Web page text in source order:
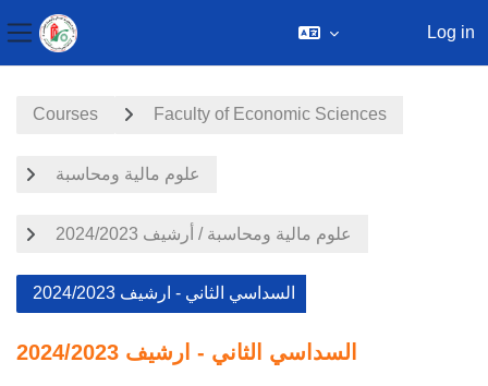
Side panel
Log in
Courses Faculty of Economic Sciences
علوم مالية ومحاسبة
علوم مالية ومحاسبة / أرشيف 2024/2023
السداسي الثاني - ارشيف 2024/2023
السداسي الثاني - ارشيف 2024/2023